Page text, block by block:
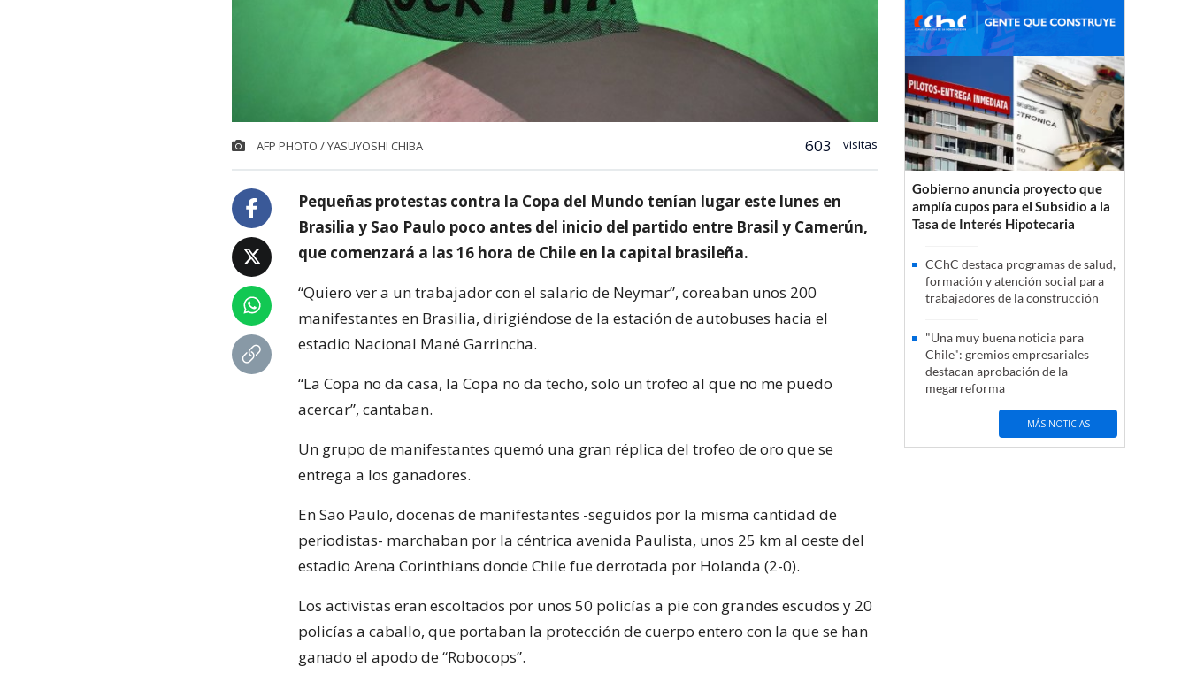
AFP PHOTO / YASUYOSHI CHIBA 603 visitas
Pequeñas protestas contra la Copa del Mundo tenían lugar este lunes en
Brasilia y Sao Paulo poco antes del inicio del partido entre Brasil y Camerún,
que comenzará a las 16 hora de Chile en la capital brasileña.
“Quiero ver a un trabajador con el salario de Neymar”, coreaban unos 200
manifestantes en Brasilia, dirigiéndose de la estación de autobuses hacia el
estadio Nacional Mané Garrincha.
“La Copa no da casa, la Copa no da techo, solo un trofeo al que no me puedo
acercar”, cantaban.
Un grupo de manifestantes quemó una gran réplica del trofeo de oro que se
entrega a los ganadores.
En Sao Paulo, docenas de manifestantes -seguidos por la misma cantidad de
periodistas- marchaban por la céntrica avenida Paulista, unos 25 km al oeste del
estadio Arena Corinthians donde Chile fue derrotada por Holanda (2-0).
Los activistas eran escoltados por unos 50 policías a pie con grandes escudos y 20
policías a caballo, que portaban la protección de cuerpo entero con la que se han
ganado el apodo de “Robocops”.
Gobierno anuncia proyecto que
amplía cupos para el Subsidio a la
Tasa de Interés Hipotecaria
CChC destaca programas de salud,
formación y atención social para
trabajadores de la construcción
"Una muy buena noticia para
Chile": gremios empresariales
destacan aprobación de la
megarreforma
MÁS NOTICIAS